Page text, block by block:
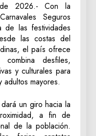
2026.- Con la
Seguros
de las festividades
las costas del
el país ofrece
desfiles,
y culturales para
mayores.
un giro hacia la
a fin de
de la población.